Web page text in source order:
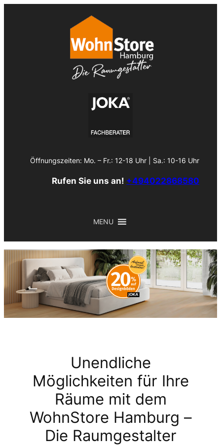
Öffnungszeiten: Mo. – Fr.: 12-18 Uhr | Sa.: 10-16 Uhr
Rufen Sie uns an! +494022868580
MENU
Unendliche
Möglichkeiten für Ihre
Räume mit dem
WohnStore Hamburg –
Die Raumgestalter